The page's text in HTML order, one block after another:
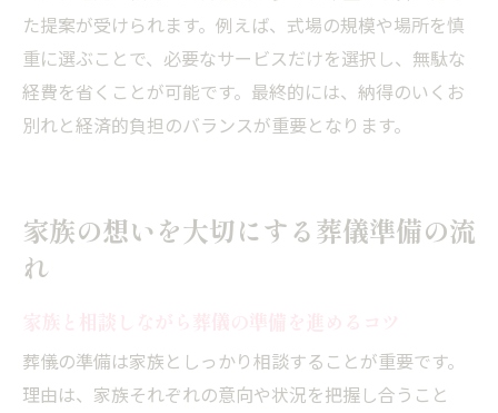
た提案が受けられます。例えば、式場の規模や場所を慎
重に選ぶことで、必要なサービスだけを選択し、無駄な
経費を省くことが可能です。最終的には、納得のいくお
別れと経済的負担のバランスが重要となります。
家族の想いを大切にする葬儀準備の流
れ
葬儀の準備は家族としっかり相談することが重要です。
理由は、家族それぞれの意向や状況を把握し合うこと